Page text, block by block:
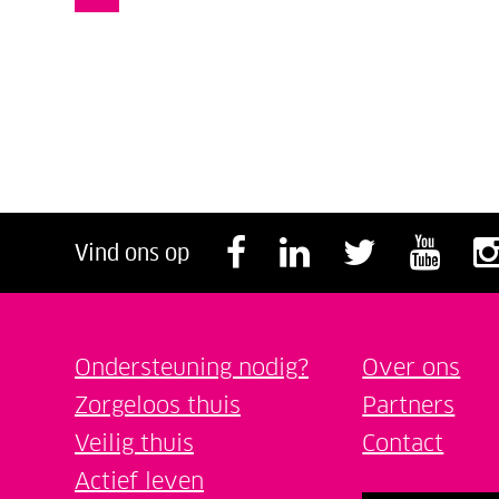
Vind ons op Volg ons op
Volg ons
Volg
Ondersteuning nodig?
Zorgeloos thuis
Veilig thuis
Actief leven
Over ons
Partners
Contact